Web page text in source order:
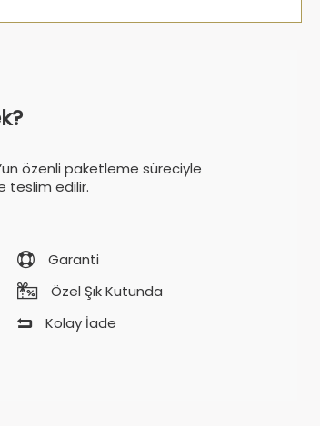
’un özenli paketleme süreciyle
teslim edilir.
Garanti
Özel Şık Kutunda
Kolay İade